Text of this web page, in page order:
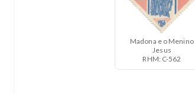
Madona e o Menino
Jesus
RHM: C-562